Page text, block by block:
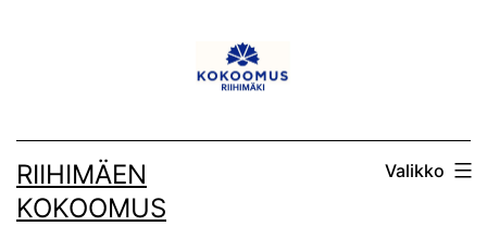
RIIHIMÄEN
KOKOOMUS
Valikko